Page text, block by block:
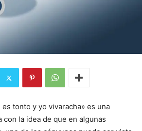
tonto y yo vivaracha» es una
la idea de que en algunas